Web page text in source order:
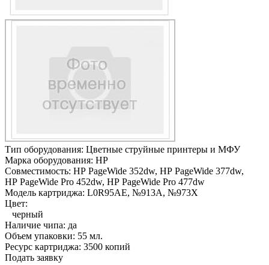
Тип оборудования: Цветные струйные принтеры и МФУ
Марка оборудования: HP
Совместимость: HP PageWide 352dw, HP PageWide 377dw,
HP PageWide Pro 452dw, HP PageWide Pro 477dw
Модель картриджа: L0R95AE, №913A, №973X
Цвет:
черный
Наличие чипа: да
Объем упаковки: 55 мл.
Ресурс картриджа: 3500 копий
Подать заявку